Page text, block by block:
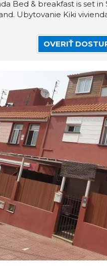
Bed & breakfast is set
Ubytovanie Kiki
OVERIŤ